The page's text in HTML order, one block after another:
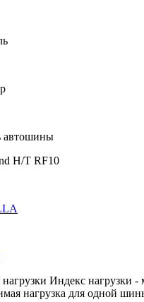
автошины
H/T RF10
Индекс нагрузки -
нагрузка для одной